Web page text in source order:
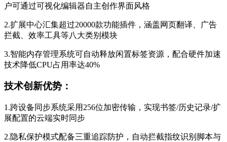
户可通过可视化编辑器自主创作界面风格
2.扩展中心汇集超过20000款功能插件，涵盖网页翻译、广告
拦截、效率工具等八大类别模块
3.智能内存管理系统可自动释放闲置标签资源，配合硬件加速
技术降低CPU占用率达40%
技术创新优势：
1.跨设备同步系统采用256位加密传输，实现书签/历史记录/扩
展配置的云端实时同步
2.隐私保护模式配备三重追踪防护，自动拦截指纹识别脚本与